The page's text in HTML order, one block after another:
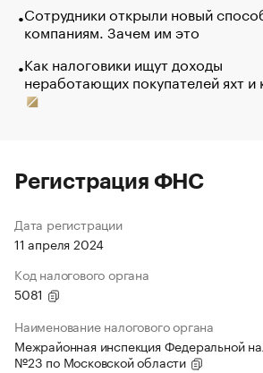
Сотрудники открыли новый
компаниям. Зачем им это
Как налоговики ищут доходы
неработающих покупателей яхт и
Регистрация ФНС
Дата регистрации
11 апреля 2024
Код налогового органа
5081
Наименование налогового органа
Межрайонная инспекция Федеральной
№23 по Московской области